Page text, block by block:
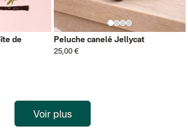
de
Peluche canelé Jellycat
25,00 €
Voir plus